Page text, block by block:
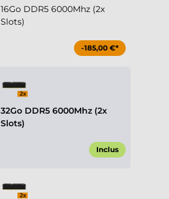
16Go DDR5 6000Mhz (2x
Slots)
-185,00 €*
32Go DDR5 6000Mhz (2x
Slots)
Inclus